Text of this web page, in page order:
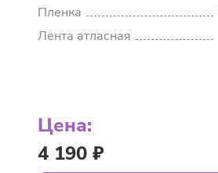
Пленка
Лента атласная
Цена:
4 190 ₽